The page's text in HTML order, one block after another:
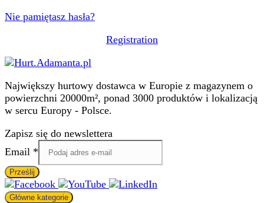
Nie pamiętasz hasła?
Registration
Największy hurtowy dostawca w Europie z magazynem o
powierzchni 20000m², ponad 3000 produktów i lokalizacją
w sercu Europy - Polsce.
Zapisz się do newslettera
Email
Email *
Prześlij
Główne kategorie